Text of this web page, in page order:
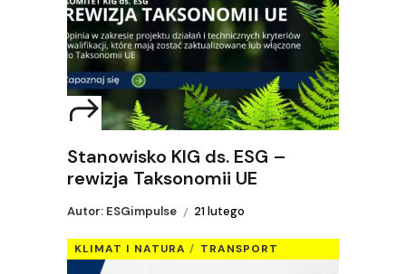
Stanowisko KIG ds. ESG –
rewizja Taksonomii UE
Autor: ESGimpulse 21 lutego
KLIMAT I NATURA TRANSPORT